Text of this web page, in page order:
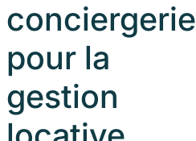
conciergerie
pour la
gestion